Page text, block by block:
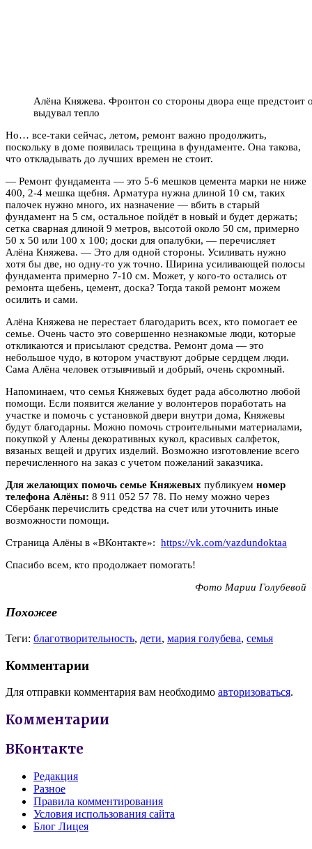
Алёна Княжева. Фронтон со стороны двора еще предстоит
выдувал тепло
Но… все-таки сейчас, летом, ремонт важно продолжить,
поскольку в доме появилась трещина в фундаменте. Она такова,
что откладывать до лучших времен не стоит.
— Ремонт фундамента — это 5-6 мешков цемента марки не ниже
400, 2-4 мешка щебня. Арматура нужна длиной 10 см, таких
палочек нужно много, их назначение — вбить в старый
фундамент на 5 см, остальное пойдёт в новый и будет держать;
сетка сварная длиной 9 метров, высотой около 50 см, примерно
50 х 50 или 100 х 100; доски для опалубки, — перечисляет
Алёна Княжева. — Это для одной стороны. Усиливать нужно
хотя бы две, но одну-то уж точно. Ширина усиливающей полосы
фундамента примерно 7-10 см. Может, у кого-то остались от
ремонта щебень, цемент, доска? Тогда такой ремонт можем
осилить и сами.
Алёна Княжева не перестает благодарить всех, кто помогает ее
семье. Очень часто это совершенно незнакомые люди, которые
откликаются и присылают средства. Ремонт дома — это
небольшое чудо, в котором участвуют добрые сердцем люди.
Сама Алёна человек отзывчивый и добрый, очень скромный.
Напоминаем, что семья Княжевых будет рада абсолютно любой
помощи. Если появится желание у волонтеров поработать на
участке и помочь с установкой двери внутри дома, Княжевы
будут благодарны. Можно помочь строительными материалами,
покупкой у Алены декоративных кукол, красивых салфеток,
вязаных вещей и других изделий. Возможно изготовление всего
перечисленного на заказ с учетом пожеланий заказчика.
Для желающих помочь семье Княжевых публикуем номер
телефона Алёны: 8 911 052 57 78. По нему можно через
Сбербанк перечислить средства на счет или уточнить иные
возможности помощи.
Страница Алёны в «ВКонтакте»: https://vk.com/yazdundoktaa
Спасибо всем, кто продолжает помогать!
Фото Марии Голубевой
Похожее
Теги: благотворительность, дети, мария голубева, семья
Комментарии
Для отправки комментария вам необходимо авторизоваться.
Комментарии
ВКонтакте
Редакция
Разное
Правила комментирования
Условия использования сайта
Блог Лицея